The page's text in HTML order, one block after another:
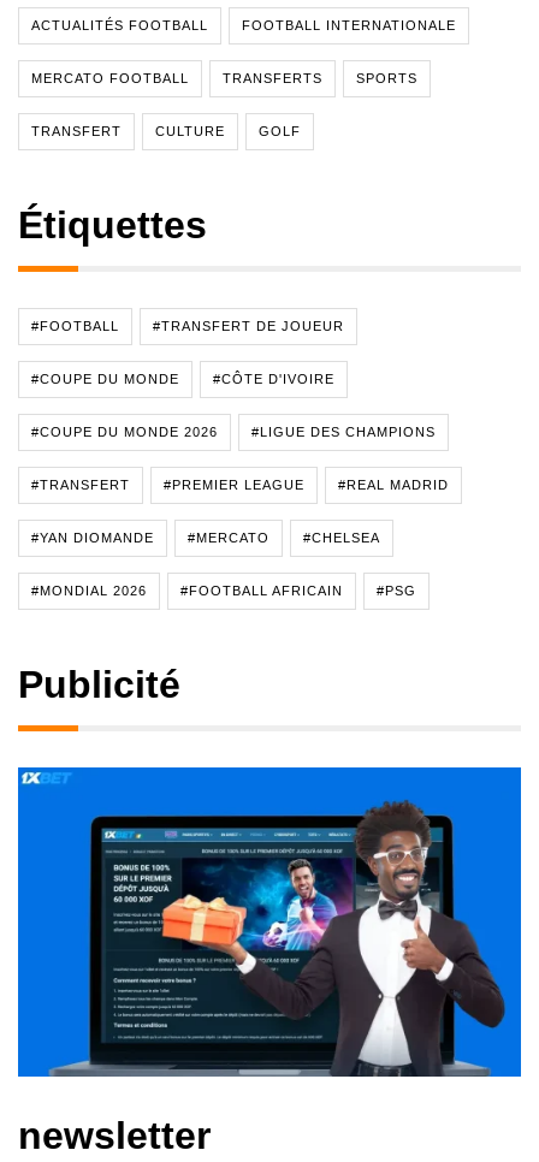
ACTUALITÉS FOOTBALL FOOTBALL INTERNATIONALE
MERCATO FOOTBALL TRANSFERTS SPORTS
TRANSFERT CULTURE GOLF
Étiquettes
#FOOTBALL #TRANSFERT DE JOUEUR
#COUPE DU MONDE #CÔTE D'IVOIRE
#COUPE DU MONDE 2026 #LIGUE DES CHAMPIONS
#TRANSFERT #PREMIER LEAGUE #REAL MADRID
#YAN DIOMANDE #MERCATO #CHELSEA
#MONDIAL 2026 #FOOTBALL AFRICAIN #PSG
Publicité
newsletter